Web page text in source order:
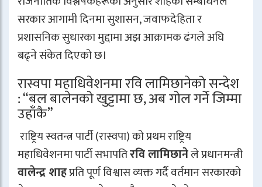
सरकार आगामी दिनमा सुशासन, जवाफदेहिता र
प्रशासनिक सुधारका मुद्दामा अझ आक्रामक ढंगले अघि
बढ्ने संकेत दिएको छ।
रास्वपा महाधिवेशनमा रवि लामिछानेको सन्देश
: “बल बालेनको खुट्टामा छ, अब गोल गर्ने जिम्मा
उहाँकै”
राष्ट्रिय स्वतन्त्र पार्टी (रास्वपा) को प्रथम राष्ट्रिय
महाधिवेशनमा पार्टी सभापतिरवि लामिछानेले प्रधानमन्त्री
वालेन्द्र शाहप्रति पूर्ण विश्वास व्यक्त गर्दै वर्तमान सरकारको